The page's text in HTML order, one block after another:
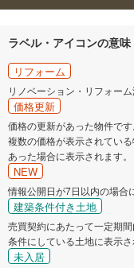
ラベル・アイコンの意味
リフォーム
リノベーション・リフォー
価格更新
価格の更新があった物件です
複数の価格が表示されてい
あった場合に表示されます。
NEW
情報公開日が7日以内の場合
建築条件付き土地
売買契約にあたって一定期
条件にしている土地に表示さ
未入居